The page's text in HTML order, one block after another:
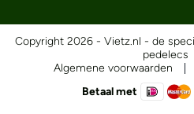
Copyright 2026 - Vietz.nl - de
pedelecs
Algemene voorwaarden
Betaal met